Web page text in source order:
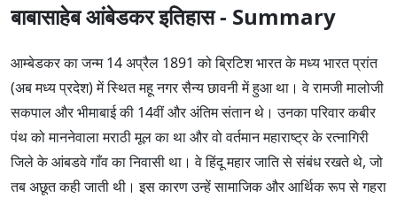
बाबासाहेब आंबेडकर इतिहास - Summary
आम्बेडकर का जन्म 14 अप्रैल 1891 को ब्रिटिश भारत के मध्य भारत प्रांत
(अब मध्य प्रदेश) में स्थित महू नगर सैन्य छावनी में हुआ था। वे रामजी मालोजी
सकपाल और भीमाबाई की 14वीं और अंतिम संतान थे। उनका परिवार कबीर
पंथ को माननेवाला मराठी मूल का था और वो वर्तमान महाराष्ट्र के रत्नागिरी
जिले के आंबडवे गाँव का निवासी था। वे हिंदू महार जाति से संबंध रखते थे, जो
तब अछूत कही जाती थी। इस कारण उन्हें सामाजिक और आर्थिक रूप से गहरा